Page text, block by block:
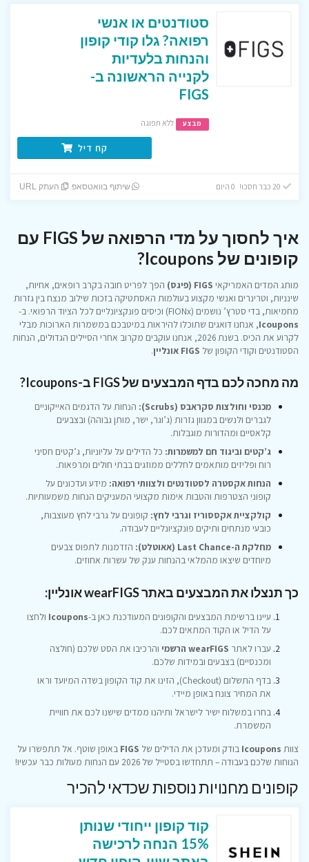
סטודנטים או אנשי
רפואה? גלו קודי קופון
והנחות בלעדיות
לקנייה הראשונה ב-
FIGS
מבצע ללא תפוגה
קח דיל
שיתוף בוואטסאפ העתק URL
איך לחסוך על מדי הרפואה של FIGS עם
קופונים של Icoupons?
מותג המדים האמריקאי FIGS (פיגס)
הפך לפריט חובה בקרב רופאים, אחיות,
שינניות, וטרינרים ואנשי מקצוע בעולמות האסתטיקה בזכות שילוב מנצח בין גזרות
מחמיאות, בדי סטרץ’ נושמים (FIONx) וכיסים פונקציונליים לכל הציוד הרפואי. ב-
Icoupons, אנחנו דואגים שתוכלו להיראות במיטבכם במשמרות הארוכות מבלי
לקרוע את הכיס. בשנת 2026, אנחנו עוקבים מקרוב אחרי הסיילים הגדולים, הנחות
הסטודנטים וקודי הקופון של FIGS אונליין .
מה מחכה לכם בדף המבצעים של FIGS ב-Icoupons?
מכנסי וחולצות סקראבס (Scrubs):
הנחות על הדגמים האייקוניים
לגברים ולנשים במגוון גזרות (ג’וגר, ישר, מותן גבוהה) ובצבעים
קלאסיים ומהדורות מוגבלות.
ג’קטים וביגוד חם למשמרות: כל הדילים על עליוניות, ג’קטים חסיני
רוח ופליזים מותאמים לחללים ממוזגים בבתי חולים ומרפאות.
הנחות אקסטרה לסטודנטים ולצוותי רפואה: מידע ועדכונים על
קופוני הצטרפות והטבות אימות מקצועי המעניקים הנחות משמעותיות.
קולקציית אקססוריז וגרבי לחץ: קופונים על גרבי לחץ מעוצבות,
כובעי מנתחים ותיקים פונקציונליים לעבודה.
מחלקת ה-Last Chance (אאוטלט):
הזדמנות לתפוס צבעים
מיוחדים שיצאו מהמלאי בהנחות ענק של עשרות אחוזים.
כך תנצלו את המבצעים באתר wearFIGS אונליין:
עיינו ברשימת המבצעים והקופונים המעודכנת כאן ב-Icoupons ולחצו
על הדיל או הקוד המתאים לכם.
עברו לאתר wearFIGS הרשמי
והרכיבו את הסט שלכם (חולצה
ומכנסיים) בצבעים ובמידות שלכם.
בדף התשלום (Checkout), הזינו את קוד הקופון בשדה המיועד וראו
את המחיר צונח באופן מיידי.
בחרו במשלוח ישיר לישראל ותיהנו ממדים שישנו לכם את חוויית
המשמרת.
צוות Icoupons בודק ומעדכן את הדילים של FIGS באופן שוטף. אל תתפשרו על
הנוחות שלכם בעבודה – תתחדשו בסטייל של 2026 עם הנחות מעולות כבר עכשיו!
קופונים מחנויות נוספות שכדאי להכיר
קוד קופון ייחודי שנותן
15% הנחה לרכישה